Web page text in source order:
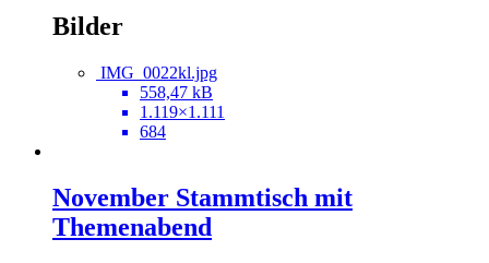
Bilder
IMG_0022kl.jpg
558,47 kB
1.119×1.111
684
November Stammtisch mit
Themenabend